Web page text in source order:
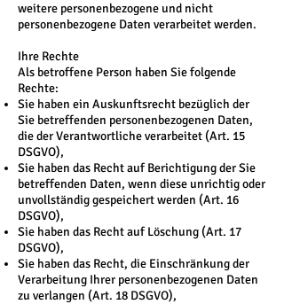
weitere personenbezogene und nicht
personenbezogene Daten verarbeitet werden.
Ihre Rechte
Als betroffene Person haben Sie folgende
Rechte:
Sie haben ein Auskunftsrecht bezüglich der
Sie betreffenden personenbezogenen Daten,
die der Verantwortliche verarbeitet (Art. 15
DSGVO),
Sie haben das Recht auf Berichtigung der Sie
betreffenden Daten, wenn diese unrichtig oder
unvollständig gespeichert werden (Art. 16
DSGVO),
Sie haben das Recht auf Löschung (Art. 17
DSGVO),
Sie haben das Recht, die Einschränkung der
Verarbeitung Ihrer personenbezogenen Daten
zu verlangen (Art. 18 DSGVO),